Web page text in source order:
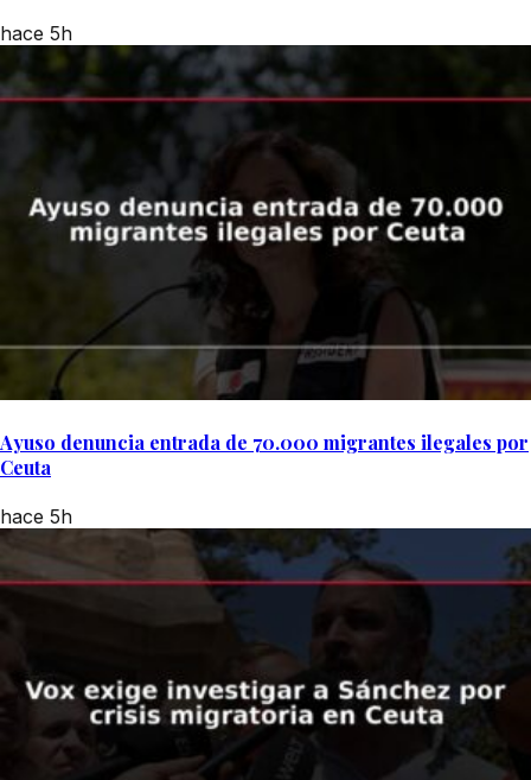
hace 5h
Ayuso denuncia entrada de 70.000 migrantes ilegales por
Ceuta
hace 5h